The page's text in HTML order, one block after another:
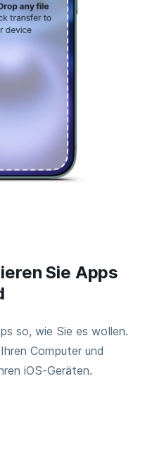
Sie Apps
so, wie Sie es wollen.
Computer und
iOS-Geräten.